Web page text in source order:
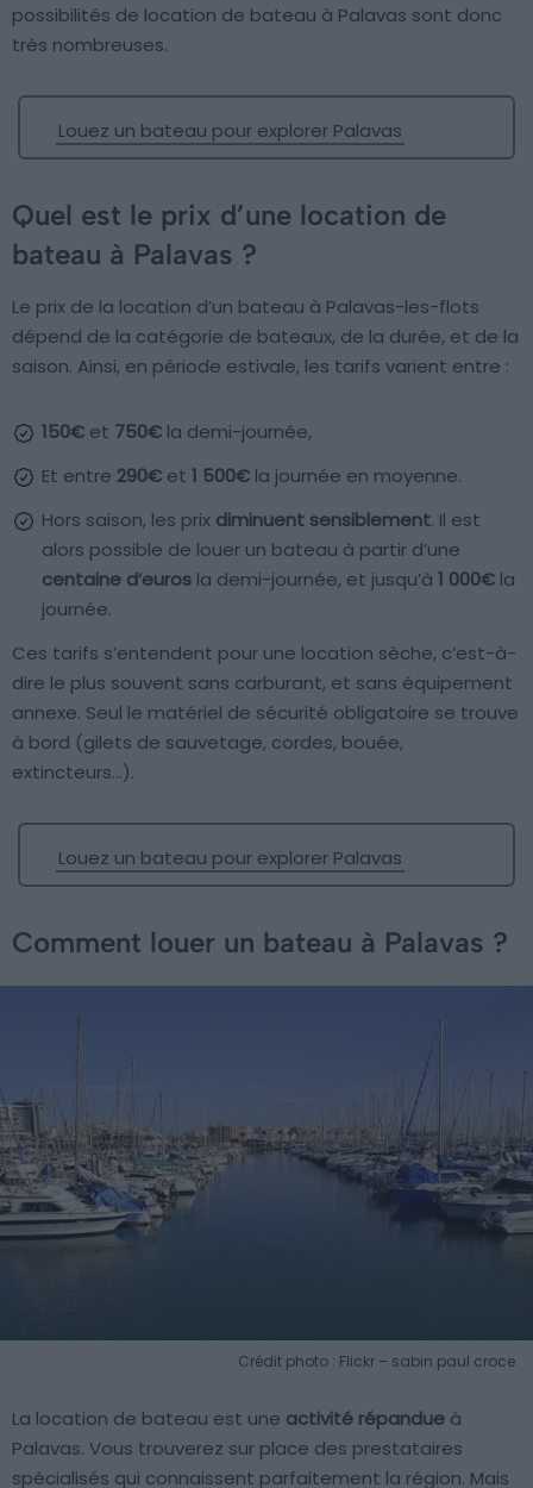
possibilités de location de bateau à Palavas sont donc
très nombreuses.
Louez un bateau pour explorer Palavas
Quel est le prix d’une location de
bateau à Palavas ?
Le prix de la location d’un bateau à Palavas-les-flots
dépend de la catégorie de bateaux, de la durée, et de la
saison. Ainsi, en période estivale, les tarifs varient entre :
150€ et 750€ la demi-journée,
Et entre 290€ et 1 500€ la journée en moyenne.
Hors saison, les prix diminuent sensiblement. Il est
alors possible de louer un bateau à partir d’une
centaine d’euros la demi-journée, et jusqu’à 1 000€ la
journée.
Ces tarifs s’entendent pour une location sèche, c’est-à-
dire le plus souvent sans carburant, et sans équipement
annexe. Seul le matériel de sécurité obligatoire se trouve
à bord (gilets de sauvetage, cordes, bouée,
extincteurs…).
Louez un bateau pour explorer Palavas
Comment louer un bateau à Palavas ?
Crédit photo : Flickr – sabin paul croce
La location de bateau est une activité répandue à
Palavas. Vous trouverez sur place des prestataires
spécialisés qui connaissent parfaitement la région. Mais